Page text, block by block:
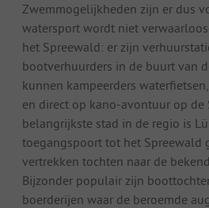
Zwemmogelijkheden zijn er dus
watersport wordt niet
het Spreewald: er zijn
bootverhuurders in de buurt van
kunnen kampeerders
en direct op kano-avontuur op de
belangrijkste stad in de regio is
toegangspoort tot het Spreewald
vertrekken tochten naar de
Bijzonder populair zijn
boerderijen waar de beroemde